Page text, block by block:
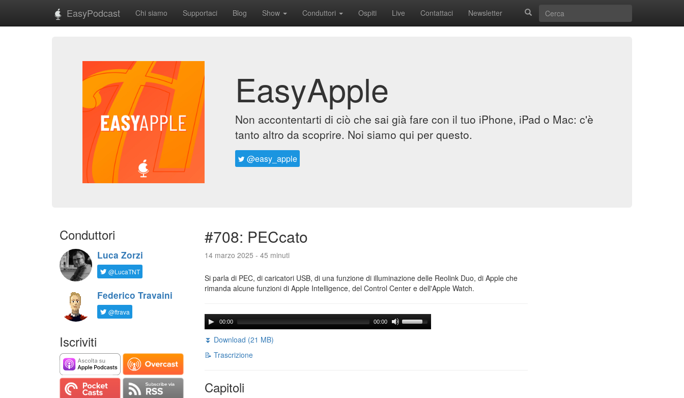
EasyPodcast Chi siamo Supportaci Blog Show Conduttori Ospiti Live Contattaci Newsletter
EasyApple
Non accontentarti di ciò che sai già fare con il tuo iPhone, iPad o Mac: c'è
tanto altro da scoprire. Noi siamo qui per questo.
@easy_apple
Conduttori
Luca Zorzi
@LucaTNT
Federico Travaini
@ftrava
Iscriviti
#708: PECcato
14 marzo 2025 - 45 minuti
Si parla di PEC, di caricatori USB, di una funzione di illuminazione delle Reolink Duo, di Apple che
rimanda alcune funzioni di Apple Intelligence, del Control Center e dell'Apple Watch.
00:00 00:00
⏬ Download (21 MB)
📝 Trascrizione
Capitoli